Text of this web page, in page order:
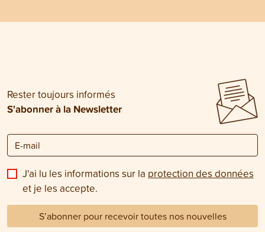
quand faut-il consulter un vétérinaire
d’écoulements
Rester toujours informés
S'abonner à la Newsletter
J'ai lu les informations sur la protection des données
et je les accepte.
S’abonner pour recevoir toutes nos nouvelles